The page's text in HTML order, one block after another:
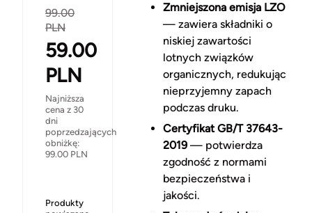
99.00
PLN
59.00
PLN
Najniższa
cena z 30
dni
poprzedzających
obniżkę:
99.00 PLN
Produkty
Zmniejszona emisja LZO
— zawiera składniki o
niskiej zawartości
lotnych związków
organicznych, redukując
nieprzyjemny zapach
podczas druku.
Certyfikat GB/T 37643-
2019— potwierdza
zgodność z normami
bezpieczeństwa i
jakości.